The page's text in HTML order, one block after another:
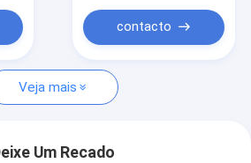
hidráulica do quadro de c
de alta velocidade
hidráulica
contacto
Veja mais
Um Recado